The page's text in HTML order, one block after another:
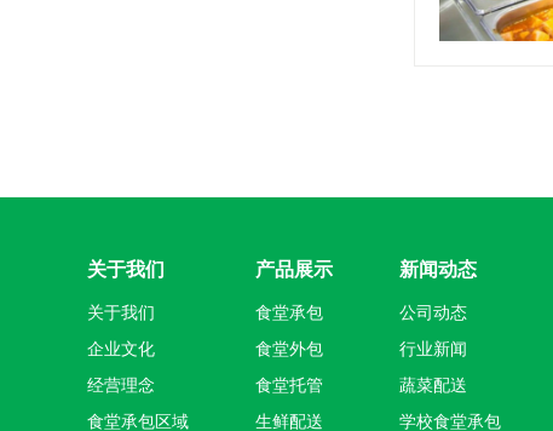
关于我们
关于我们
企业文化
经营理念
食堂承包区域
产品展示
食堂承包
食堂外包
食堂托管
生鲜配送
新闻动态
公司动态
行业新闻
蔬菜配送
学校食堂承包